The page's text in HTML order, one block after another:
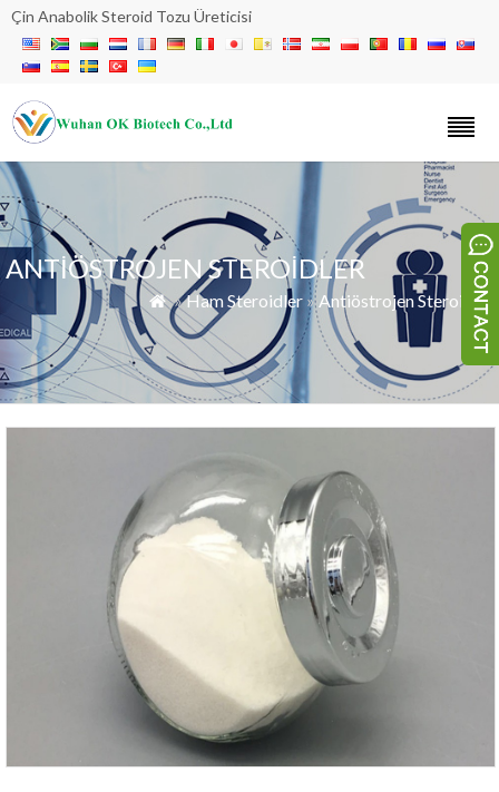
Çin Anabolik Steroid Tozu Üreticisi
ANTIÖSTROJEN STEROIDLER
 »Ham Steroidler »Antiöstrojen Steroidler